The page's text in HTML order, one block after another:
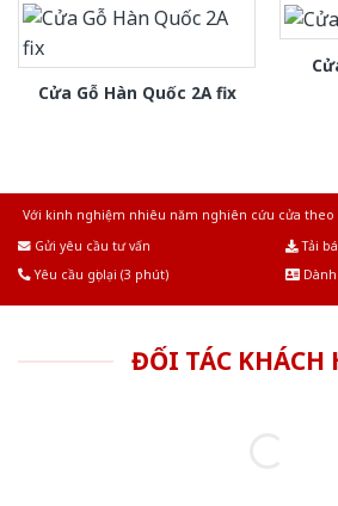
Cửa Gỗ Hàn Quốc 2A fix
Với kinh nghiệm nhiêu năm nghiên cứu cửa
Gửi yêu cầu tư vấn
Tải
Yêu cầu gọi lại (3 phút)
ĐỐI TÁC KHÁCH